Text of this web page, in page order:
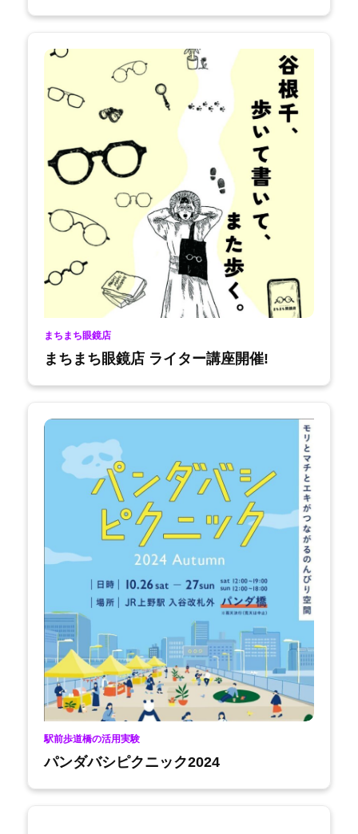
まちまち眼鏡店
まちまち眼鏡店 ライター講座開催!
駅前歩道橋の活用実験
パンダバシピクニック2024